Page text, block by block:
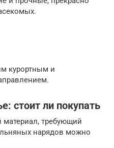
курортным и
стоит ли покупать
требующий
нарядов можно